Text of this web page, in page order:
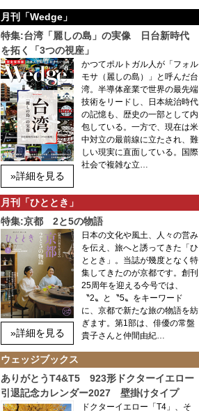
月刊「Wedge」
特集:台湾「麗しの島」の実像 日台新時代
を拓く「3つの視座」
»詳細を見る
かつてポルトガル人が「フォル
モサ（麗しの島）」と呼んだ台
湾。半導体産業で世界の最先端
技術をリードし、日本統治時代
の記憶も、歴史の一部として内
包している。一方で、現在は米
中対立の最前線に立たされ、難
しい現実に直面している。国際
社会で複雑な立…
月刊「ひととき」
特集:京都 2と5の物語
»詳細を見る
日本の文化や風土、人々の営み
を伝え、旅へと誘ってきた「ひ
ととき」。当誌が幾度となく特
集してきたのが京都です。創刊
25周年を迎える今号では、
〝2〟と〝5〟をキーワード
に、京都で新たな旅の物語を紡
ぎます。第1部は、俳優の常盤
貴子さんと仲間由紀…
ウェッジブックス
ありがとうT4&T5 923形ドクターイエロー
引退記念カレンダー2027 壁掛けタイプ
ドクターイエロー「T4」、そ